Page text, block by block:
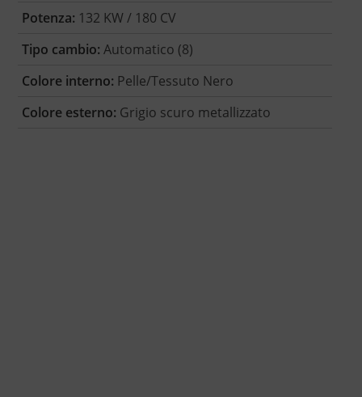
Potenza: 132 KW / 180 CV
Tipo cambio: Automatico (8)
Colore interno: Pelle/Tessuto Nero
Colore esterno: Grigio scuro metallizzato